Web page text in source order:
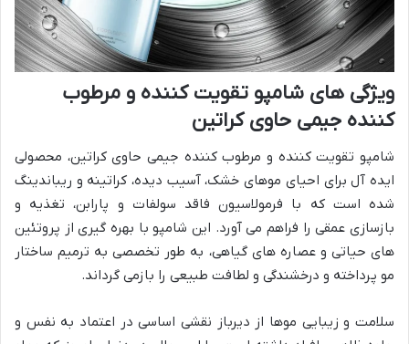
ویژگی های شامپو تقویت کننده و مرطوب
کننده جیمی حاوی کراتین
شامپو تقویت کننده و مرطوب کننده جیمی حاوی کراتین، محصولی
ایده آل برای احیای موهای خشک، آسیب دیده، کراتینه و ریباندینگ
شده است که با فرمولاسیون فاقد سولفات و پارابن، تغذیه و
بازسازی عمقی را فراهم می آورد. این شامپو با بهره گیری از پروتئین
های حیاتی و عصاره های گیاهی، به طور تخصصی به ترمیم ساختار
مو پرداخته و درخشندگی و لطافت طبیعی را بازمی گرداند.
سلامت و زیبایی موها از دیرباز نقشی اساسی در اعتماد به نفس و